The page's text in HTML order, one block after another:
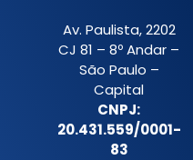
Av. Paulista, 2202
CJ 81 – 8º Andar –
São Paulo –
Capital
CNPJ:
20.431.559/0001-
83